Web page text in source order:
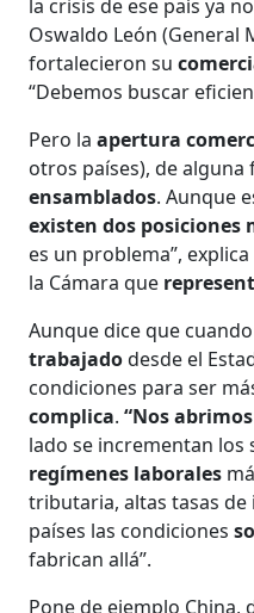
la crisis de ese país ya
Oswaldo León (General
fortalecieron su
“Debemos buscar
Pero laapertura
otros países), de
ensamblados. Aunque
existen dos posiciones
es un problema”,
la Cámara que
Aunque dice que
trabajadodesde el
condiciones para ser
complica. “Nos
lado se incrementan los
regímenes laborales
tributaria, altas tasas
países las condiciones
fabrican allá”.
Pone de ejemplo China,